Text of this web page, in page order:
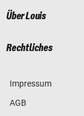
Über Louis
Rechtliches
Impressum
AGB